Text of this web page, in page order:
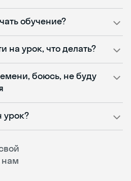
обучение?
на урок, что делать?
боюсь, не буду
урок?